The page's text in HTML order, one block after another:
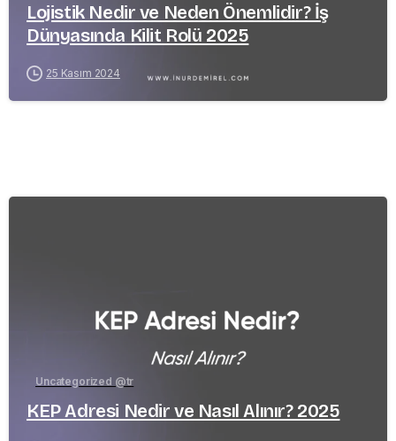
Lojistik Nedir ve Neden Önemlidir? İş
Dünyasında Kilit Rolü 2025
25 Kasım 2024
Uncategorized @tr
KEP Adresi Nedir ve Nasıl Alınır? 2025